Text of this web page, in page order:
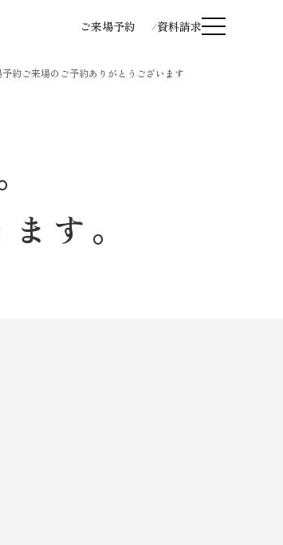
ご来場予約 資料請求
予約ご来場のご予約ありがとうございます
す。